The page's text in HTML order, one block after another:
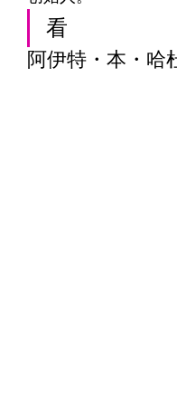
看
阿伊特・本・